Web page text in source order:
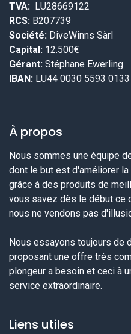
TVA: LU28669122
RCS: B207739
Société: DiveWinns Sàrl
Capital: 12.500€
Gérant: Stéphane Ewerling
IBAN: LU44 0030 5593
À propos
Nous sommes une équipe
dont le but est d'améliorer
grâce à des produits de
vous savez dès le début ce
nous ne vendons pas
Nous essayons toujours de
proposant une offre très
plongeur a besoin et ceci à
service extraordinaire.
Liens utiles